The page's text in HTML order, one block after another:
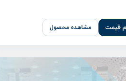
قیمت مشاهده محصول